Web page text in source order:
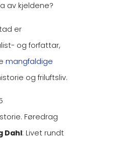
av kjeldene?
er
og forfattar,
mangfaldige
og friluftsliv.
Føredrag
Dahl: Livet rundt